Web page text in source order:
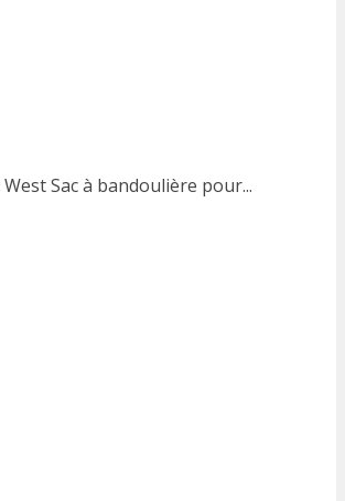
West Sac à bandoulière pour...